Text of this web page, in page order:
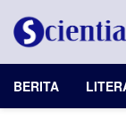
BERITA